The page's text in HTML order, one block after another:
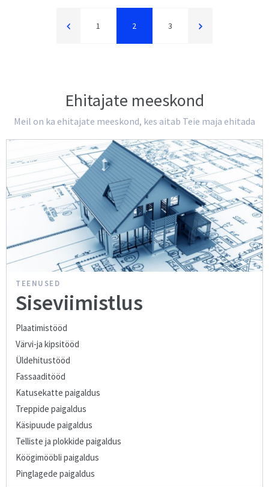
1 2 3
Ehitajate meeskond
Meil on ka ehitajate meeskond, kes aitab Teie maja ehitada
TEENUSED
Siseviimistlus
Plaatimistööd
Värvi-ja kipsitööd
Üldehitustööd
Fassaaditööd
Katusekatte paigaldus
Treppide paigaldus
Käsipuude paigaldus
Telliste ja plokkide paigaldus
Köögimööbli paigaldus
Pinglagede paigaldus